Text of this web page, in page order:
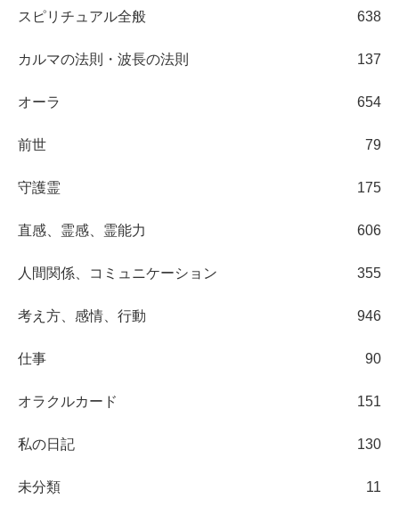
スピリチュアル全般 638
カルマの法則・波長の法則 137
オーラ 654
前世 79
守護霊 175
直感、霊感、霊能力 606
人間関係、コミュニケーション 355
考え方、感情、行動 946
仕事 90
オラクルカード 151
私の日記 130
未分類 11